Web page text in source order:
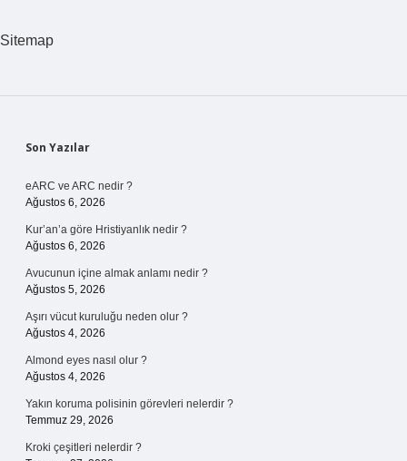
Sitemap
Sidebar
Son Yazılar
eARC ve ARC nedir ?
Ağustos 6, 2026
Kur’an’a göre Hristiyanlık nedir ?
Ağustos 6, 2026
Avucunun içine almak anlamı nedir ?
Ağustos 5, 2026
Aşırı vücut kuruluğu neden olur ?
Ağustos 4, 2026
Almond eyes nasıl olur ?
Ağustos 4, 2026
Yakın koruma polisinin görevleri nelerdir ?
Temmuz 29, 2026
Kroki çeşitleri nelerdir ?